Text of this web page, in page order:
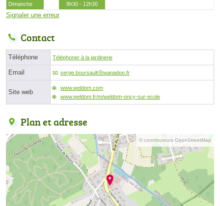
Dimanche
9h30 - 12h30
Signaler une erreur
Contact
Téléphone Téléphoner à la jardinerie
Email serge.boursaultⓐwanadoo.fr
Site web
www.weldom.com
www.weldom.fr/m/weldom-oncy-sur-ecole
Plan et adresse
© contributeurs OpenStreetMap